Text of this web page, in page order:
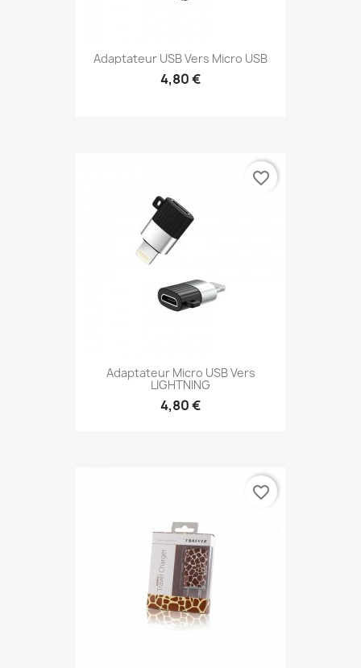
Adaptateur USB Vers Micro USB
4,80 €
Adaptateur Micro USB Vers
LIGHTNING
4,80 €
favorite_border
favorite_border